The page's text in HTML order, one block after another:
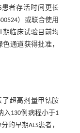
患者存活时间更长
）或联合使用
期临床试验目前均
通道获得批准，
了超高剂量甲钴胺
入130例病程小于1
的早期ALS患者，